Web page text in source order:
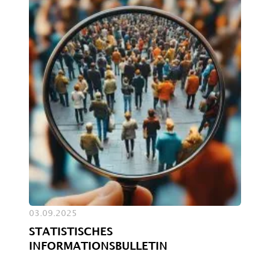
03.09.2025
STATISTISCHES
INFORMATIONSBULLETIN